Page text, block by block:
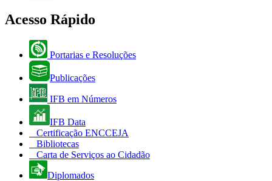
Acesso Rápido
Portarias e Resoluções
Publicações
IFB em Números
IFB Data
Certificação ENCCEJA
Bibliotecas
Carta de Serviços ao Cidadão
Diplomados